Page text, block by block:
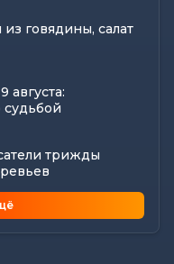
говядины, салат
августа:
трижды
минуту после